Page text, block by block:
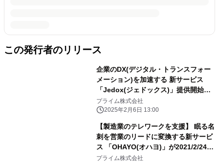
この発行者のリリース
企業のDX(デジタル・トランスフォー
メーション)を加速する 新サービス
「Jedox(ジェドックス)」提供開始
～データ活用の最適化でビジネス変革
を支援～
プライム株式会社
2025年2月6日 13:00
【製造業のテレワークを支援】 眠る名
刺を営業のリードに変換する新サービ
ス 「OHAYO(オハヨ)」が2021/2/24正
式リリース！
プライム株式会社